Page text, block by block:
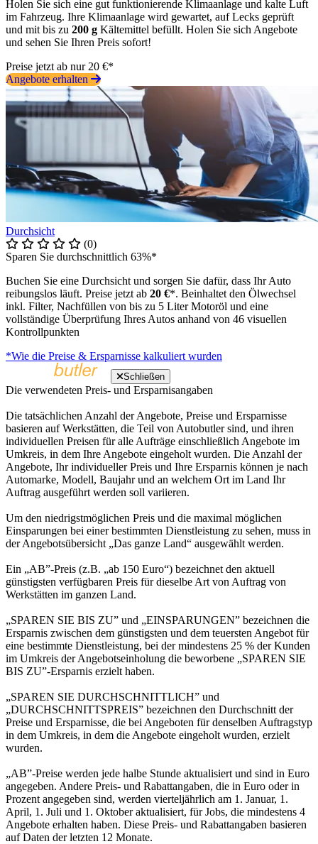
Holen Sie sich eine gut funktionierende Klimaanlage und kalte Luft
im Fahrzeug. Ihre Klimaanlage wird gewartet, auf Lecks geprüft
und mit bis zu 200 g Kältemittel befüllt. Holen Sie sich Angebote
und sehen Sie Ihren Preis sofort!
Preise jetzt ab nur 20 €*
Angebote erhalten
Durchsicht
(0)
Sparen Sie durchschnittlich 63%*
Buchen Sie eine Durchsicht und sorgen Sie dafür, dass Ihr Auto
reibungslos läuft. Preise jetzt ab 20 €*. Beinhaltet den Ölwechsel
inkl. Filter, Nachfüllen von bis zu 5 Liter Motoröl und eine
vollständige Überprüfung Ihres Autos anhand von 46 visuellen
Kontrollpunkten
*Wie die Preise & Ersparnisse kalkuliert wurden
Schließen
Die verwendeten Preis- und Ersparnisangaben
Die tatsächlichen Anzahl der Angebote, Preise und Ersparnisse
basieren auf Werkstätten, die Teil von Autobutler sind, und ihren
individuellen Preisen für alle Aufträge einschließlich Angebote im
Umkreis, in dem Ihre Angebote eingeholt wurden. Die Anzahl der
Angebote, Ihr individueller Preis und Ihre Ersparnis können je nach
Automarke, Modell, Baujahr und an welchem Ort im Land Ihr
Auftrag ausgeführt werden soll variieren.
Um den niedrigstmöglichen Preis und die maximal möglichen
Einsparungen bei einer bestimmten Dienstleistung zu sehen, muss in
der Angebotsübersicht „Das ganze Land“ ausgewählt werden.
Ein „AB”-Preis (z.B. „ab 150 Euro“) bezeichnet den aktuell
günstigsten verfügbaren Preis für dieselbe Art von Auftrag von
Werkstätten im ganzen Land.
„SPAREN SIE BIS ZU” und „EINSPARUNGEN” bezeichnen die
Ersparnis zwischen dem günstigsten und dem teuersten Angebot für
eine bestimmte Dienstleistung, bei der mindestens 25 % der Kunden
im Umkreis der Angebotseinholung die beworbene „SPAREN SIE
BIS ZU”-Ersparnis erzielt haben.
„SPAREN SIE DURCHSCHNITTLICH” und
„DURCHSCHNITTSPREIS” bezeichnen den Durchschnitt der
Preise und Ersparnisse, die bei Angeboten für denselben Auftragstyp
in dem Umkreis, in dem die Angebote eingeholt wurden, erzielt
wurden.
„AB”-Preise werden jede halbe Stunde aktualisiert und sind in Euro
angegeben. Andere Preis- und Rabattangaben, die in Euro oder in
Prozent angegeben sind, werden vierteljährlich am 1. Januar, 1.
April, 1. Juli und 1. Oktober aktualisiert, für Jobs, die mindestens 4
Angebote erhalten haben. Diese Preis- und Rabattangaben basieren
auf Daten der letzten 12 Monate.